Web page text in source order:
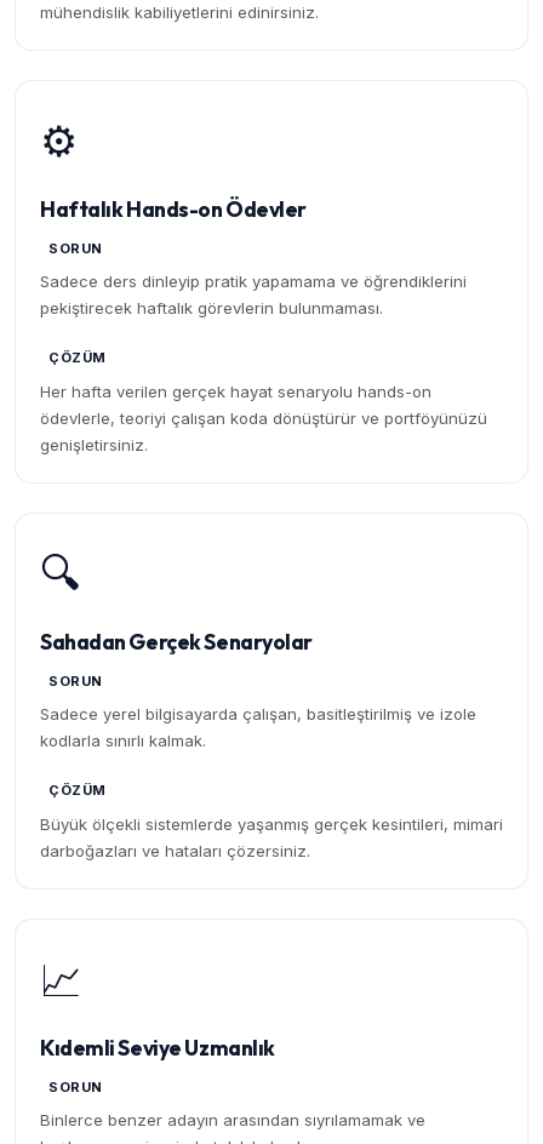
mühendislik kabiliyetlerini edinirsiniz.
⚙️
Haftalık Hands-on Ödevler
SORUN
Sadece ders dinleyip pratik yapamama ve öğrendiklerini
pekiştirecek haftalık görevlerin bulunmaması.
ÇÖZÜM
Her hafta verilen gerçek hayat senaryolu hands-on
ödevlerle, teoriyi çalışan koda dönüştürür ve portföyünüzü
genişletirsiniz.
🔍
Sahadan Gerçek Senaryolar
SORUN
Sadece yerel bilgisayarda çalışan, basitleştirilmiş ve izole
kodlarla sınırlı kalmak.
ÇÖZÜM
Büyük ölçekli sistemlerde yaşanmış gerçek kesintileri, mimari
darboğazları ve hataları çözersiniz.
📈
Kıdemli Seviye Uzmanlık
SORUN
Binlerce benzer adayın arasından sıyrılamamak ve